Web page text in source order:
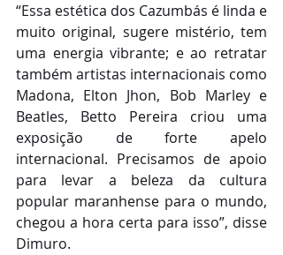
“Essa estética dos Cazumbás é linda e
muito original, sugere mistério, tem
uma energia vibrante; e ao retratar
também artistas internacionais como
Madona, Elton Jhon, Bob Marley e
Beatles, Betto Pereira criou uma
exposição de forte apelo
internacional. Precisamos de apoio
para levar a beleza da cultura
popular maranhense para o mundo,
chegou a hora certa para isso”, disse
Dimuro.